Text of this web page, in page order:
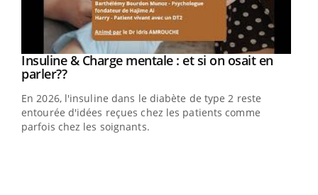
Youtube
Insuline & Charge mentale : et si on osait en
parler??Youtube
En 2026, l'insuline dans le diabète de type 2 reste
entourée d'idées reçues chez les patients comme
parfois chez les soignants.